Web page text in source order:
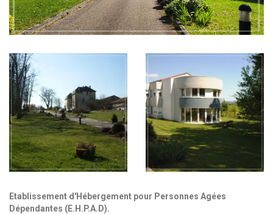
Etablissement d'Hébergement pour Personnes Agées
Dépendantes (E.H.P.A.D).